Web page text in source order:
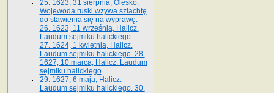
25. 1623, 31 sierpnia, Olesko.
Wojewoda ruski wzywa szlachtę
do stawienia się na wyprawę.
26. 1623, 11 września, Halicz.
Laudum sejmiku halickiego
27. 1624, 1 kwietnia, Halicz.
Laudum sejmiku halickiego. 28.
1627, 10 marca, Halicz. Laudum
sejmiku halickiego
29. 1627, 6 maja, Halicz.
Laudum sejmiku halickiego. 30.